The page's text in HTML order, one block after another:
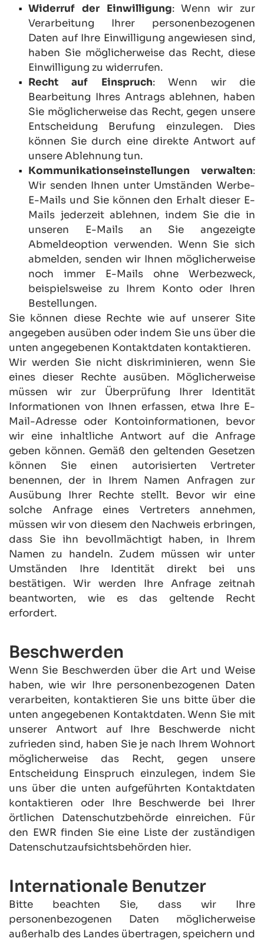
Widerruf der Einwilligung: Wenn wir zur
Verarbeitung Ihrer personenbezogenen
Daten auf Ihre Einwilligung angewiesen sind,
haben Sie möglicherweise das Recht, diese
Einwilligung zu widerrufen.
Recht auf Einspruch: Wenn wir die
Bearbeitung Ihres Antrags ablehnen, haben
Sie möglicherweise das Recht, gegen unsere
Entscheidung Berufung einzulegen. Dies
können Sie durch eine direkte Antwort auf
unsere Ablehnung tun.
Kommunikationseinstellungen verwalten:
Wir senden Ihnen unter Umständen Werbe-
E-Mails und Sie können den Erhalt dieser E-
Mails jederzeit ablehnen, indem Sie die in
unseren E-Mails an Sie angezeigte
Abmeldeoption verwenden. Wenn Sie sich
abmelden, senden wir Ihnen möglicherweise
noch immer E-Mails ohne Werbezweck,
beispielsweise zu Ihrem Konto oder Ihren
Bestellungen.
Sie können diese Rechte wie auf unserer Site
angegeben ausüben oder indem Sie uns über die
unten angegebenen Kontaktdaten kontaktieren.
Wir werden Sie nicht diskriminieren, wenn Sie
eines dieser Rechte ausüben. Möglicherweise
müssen wir zur Überprüfung Ihrer Identität
Informationen von Ihnen erfassen, etwa Ihre E-
Mail-Adresse oder Kontoinformationen, bevor
wir eine inhaltliche Antwort auf die Anfrage
geben können. Gemäß den geltenden Gesetzen
können Sie einen autorisierten Vertreter
benennen, der in Ihrem Namen Anfragen zur
Ausübung Ihrer Rechte stellt. Bevor wir eine
solche Anfrage eines Vertreters annehmen,
müssen wir von diesem den Nachweis erbringen,
dass Sie ihn bevollmächtigt haben, in Ihrem
Namen zu handeln. Zudem müssen wir unter
Umständen Ihre Identität direkt bei uns
bestätigen. Wir werden Ihre Anfrage zeitnah
beantworten, wie es das geltende Recht
erfordert.
Beschwerden
Wenn Sie Beschwerden über die Art und Weise
haben, wie wir Ihre personenbezogenen Daten
verarbeiten, kontaktieren Sie uns bitte über die
unten angegebenen Kontaktdaten. Wenn Sie mit
unserer Antwort auf Ihre Beschwerde nicht
zufrieden sind, haben Sie je nach Ihrem Wohnort
möglicherweise das Recht, gegen unsere
Entscheidung Einspruch einzulegen, indem Sie
uns über die unten aufgeführten Kontaktdaten
kontaktieren oder Ihre Beschwerde bei Ihrer
örtlichen Datenschutzbehörde einreichen. Für
den EWR finden Sie eine Liste der zuständigen
Datenschutzaufsichtsbehörden hier.
Internationale Benutzer
Bitte beachten Sie, dass wir Ihre
personenbezogenen Daten möglicherweise
außerhalb des Landes übertragen, speichern und